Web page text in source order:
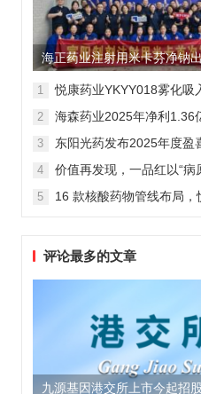
海正药业注射用米卡芬净钠
制剂全球化迈出关键一步
1
悦康药业YKYY018雾化吸
感染防治
2
海森药业2025年净利1.36
3
东阳光药发布2025年度盈
维度
4
价值再发现，一品红以“病
5
16 款核酸药物管线布局，
评论最多的文章
九源基因港交所上市今起招